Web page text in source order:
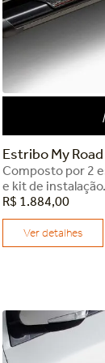
Estribo My
Composto por 2
e kit de instalação.
R$ 1 .884,00
Ver detalhes